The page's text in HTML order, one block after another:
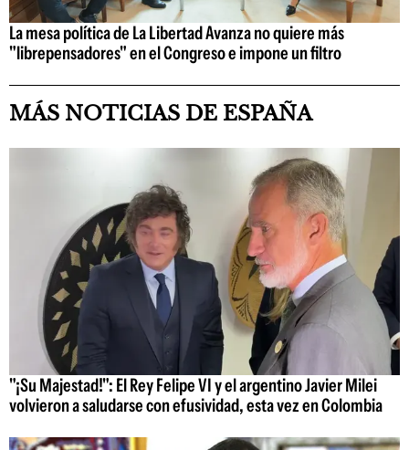
La mesa política de La Libertad Avanza no quiere más
"librepensadores" en el Congreso e impone un filtro
MÁS NOTICIAS DE ESPAÑA
"¡Su Majestad!": El Rey Felipe VI y el argentino Javier Milei
volvieron a saludarse con efusividad, esta vez en Colombia